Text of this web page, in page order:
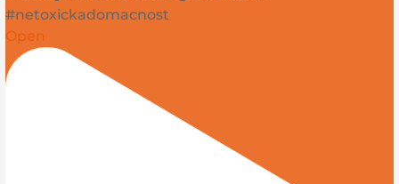
#netoxickadomacnost
Open